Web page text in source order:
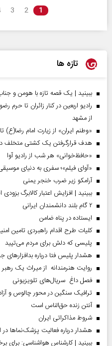
1
2
3
تازه ها
ببینید | یک قصه تازه با هومن و
رادیو اربعین در کنار زائران تا
از مشهد
«وطنم ایران» از زیارت امام
هدف قرارگرفتن یک کشتی متخلف
«حافظ‌خوانی» هر شب از رادیو آوا
«آوای فیلم»؛ سفری به دنیای موسیقی
آرامکو زیر ضرب خنجر یمنی
ببینید | افزایش اعتبار کالابرگ
۲ گام بلند دانشمندان ایرانی
ایستاده در پناه ضامن
کلیات طرح اقدام راهبردی تامین
پلیسی که دلش برای مردم می‌تپید
هشدار پلیس فتا درباره بدافزار‌های
روایت هنرمندانه از میراث یک رهبر
فصل داغ سریال‌های تلویزیونی
ترافیک سنگین در محور چالوس و
آنتن زنده حق‌الناس است
شروط مذاکراتی ایران
هشدار درباره فعالیت پزشک‌نما‌ها در
ببینید | کارشناس هواشناسی: برای